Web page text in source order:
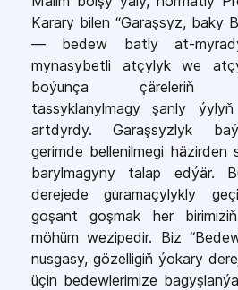
Karary bilen “Garaşsyz, baky
— bedew batly at-
mynasybetli atçylyk we
boýunça çäreleriň
tassyklanylmagy şanly
artdyrdy. Garaşsyzlyk
gerimde bellenilmegi häzirden
barylmagyny talap edýär.
derejede guramaçylykly
goşant goşmak her
möhüm wezipedir. Biz
nusgasy, gözelligiň ýokary
üçin bedewlerimize